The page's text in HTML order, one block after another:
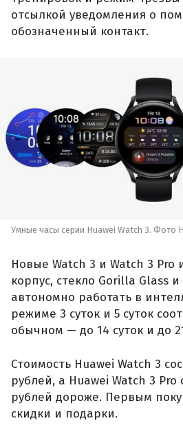
отсылкой уведомления о
обозначенный контакт.
Умные часы серии Huawei Watch 3. Фото
Новые Watch 3 и Watch 3 Pro
корпус, стекло Gorilla Glass
автономно работать в
режиме 3 суток и 5 суток
обычном — до 14 суток и до
Стоимость Huawei Watch 3
рублей, а Huawei Watch 3 Pro
рублей дороже. Первым
скидки и подарки.